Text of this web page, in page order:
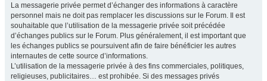
La messagerie privée permet d’échanger des informations à caractère
personnel mais ne doit pas remplacer les discussions sur le Forum. Il est
souhaitable que l’utilisation de la messagerie privée soit précédée
d’échanges publics sur le Forum. Plus généralement, il est important que
les échanges publics se poursuivent afin de faire bénéficier les autres
internautes de cette source d’informations.
L’utilisation de la messagerie privée à des fins commerciales, politiques,
religieuses, publicitaires… est prohibée. Si des messages privés